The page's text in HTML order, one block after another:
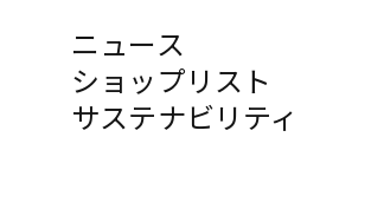
ニュース
ショップリスト
サステナビリティ